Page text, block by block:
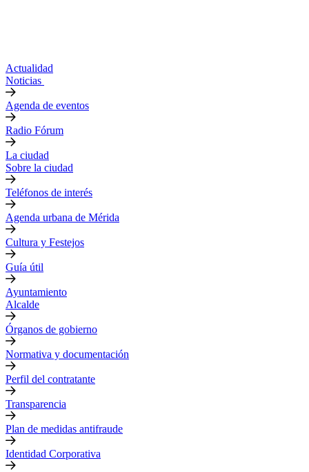
Actualidad
Noticias
Agenda de eventos
Radio Fórum
La ciudad
Sobre la ciudad
Teléfonos de interés
Agenda urbana de Mérida
Cultura y Festejos
Guía útil
Ayuntamiento
Alcalde
Órganos de gobierno
Normativa y documentación
Perfil del contratante
Transparencia
Plan de medidas antifraude
Identidad Corporativa